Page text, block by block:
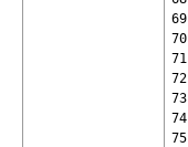
69	Just Relax	14	17.05.2026 08:34:02	107.4	26
70	SPORTident	47	17.05.2026 08:39:05	109.1	26
71	Wendann richtig	75	17.05.2026 08:22:33	95.4	25
72	Tatran 2	16	17.05.2026 08:26:07	97.5	25
73	Methusalem 394	54	17.05.2026 08:44:27	89.3	24
74	Frag nicht, wo wir sind!	41	17.05.2026 07:02:45	86.8	23
75	Bei Fehlstempel, Strafrunde	51	17.05.2026 08:39:59	81.1	22